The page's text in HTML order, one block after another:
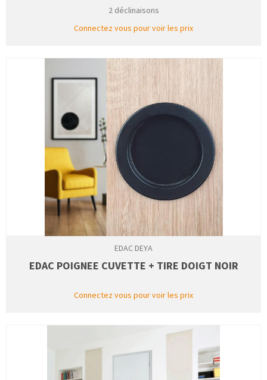
2 déclinaisons
Connectez vous pour voir les prix
EDAC DEYA
EDAC POIGNEE CUVETTE + TIRE DOIGT NOIR
Connectez vous pour voir les prix